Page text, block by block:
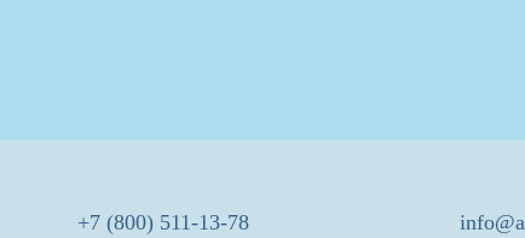
+7 (800) 511-13-78